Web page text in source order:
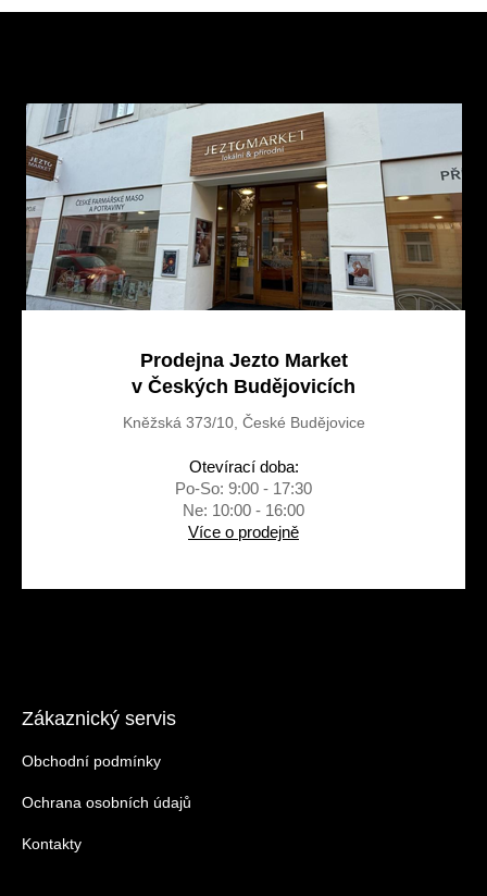
Prodejna Jezto Market
v Českých Budějovicích
Kněžská 373/10, České Budějovice
Otevírací doba:
Po-So: 9:00 - 17:30
Ne: 10:00 - 16:00
Více o prodejně
Zákaznický servis
Obchodní podmínky
Ochrana osobních údajů
Kontakty